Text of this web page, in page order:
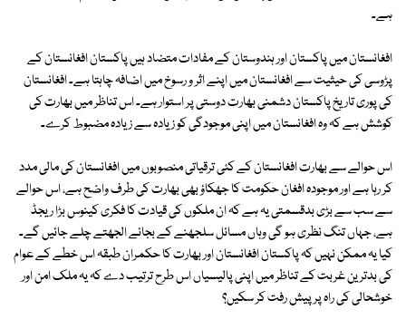
ہے۔
افغانستان میں پاکستان اور ہندوستان کے مفادات متضاد ہیں پاکستان افغانستان کے
پڑوسی کی حیثیت سے افغانستان میں اپنے اثر و رسوخ میں اضافہ چاہتا ہے۔ افغانستان
کی پوری تاریخ پاکستان دشمنی بھارت دوستی پر استوار ہے۔ اس تناظر میں بھارت کی
کوشش ہے کہ وہ افغانستان میں اپنی موجودگی کو زیادہ سے زیادہ مضبوط کرے۔
اس حوالے سے بھارت افغانستان کے کئی ترقیاتی منصوبوں میں افغانستان کی مالی مدد
کر رہا ہے اور موجودہ افغان حکومت کا جھکاؤ بھی بھارت کی طرف واضح ہے، اس حوالے
سے سب سے بڑی بدقسمتی یہ ہے کہ ان ملکوں کی قیادت کا فکری کینوس بڑا ریجڈ
ہے، جہاں تنگ نظری ہو گی وہاں مسائل سلجھنے کے بجائے الجھتے چلے جائیں گے۔
کیا یہ ممکن نہیں کہ پاکستان افغانستان اور بھارت کا حکمران طبقہ اس خطے کے عوام
کی بدترین غربت کے تناظر میں اپنی پالیسیاں اس طرح ترتیب دے کہ یہ ملک امن اور
خوشحالی کی راہ پر پیش رفت کر سکیں؟